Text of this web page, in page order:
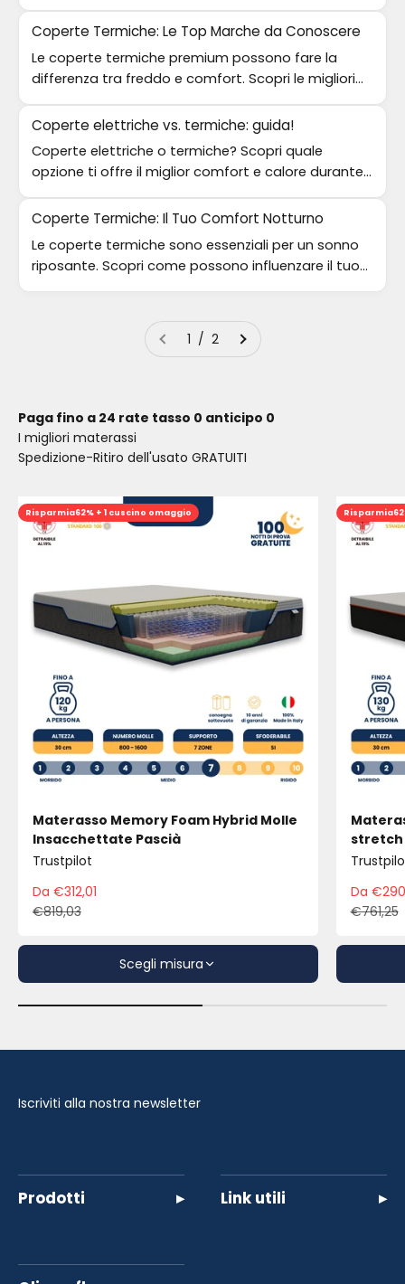
Coperte Termiche: Le Top Marche da Conoscere
Le coperte termiche premium possono fare la
differenza tra freddo e comfort. Scopri le migliori
Coperte elettriche vs. termiche: guida!
Coperte elettriche o termiche? Scopri quale
opzione ti offre il miglior comfort e calore durante i
freddi mesi invernali.
Coperte Termiche: Il Tuo Comfort Notturno
Le coperte termiche sono essenziali per un sonno
riposante. Scopri come possono influenzare il tuo
comfort e benessere quotidiano.
1 / 2
Paga fino a 24 rate tasso 0 anticipo 0
I migliori materassi
Spedizione-Ritiro dell'usato GRATUITI
Risparmia62% + 1 cuscino omaggio
Materasso Memory Foam Hybrid Molle
Insacchettate Pascià
Trustpilot
Prezzo scontato
Da €312,01
Prezzo
€819,03
Scegli misura
Risparmia
stretch
Da
€761,25
Iscriviti alla nostra newsletter
Prodotti ▸ Link utili ▸